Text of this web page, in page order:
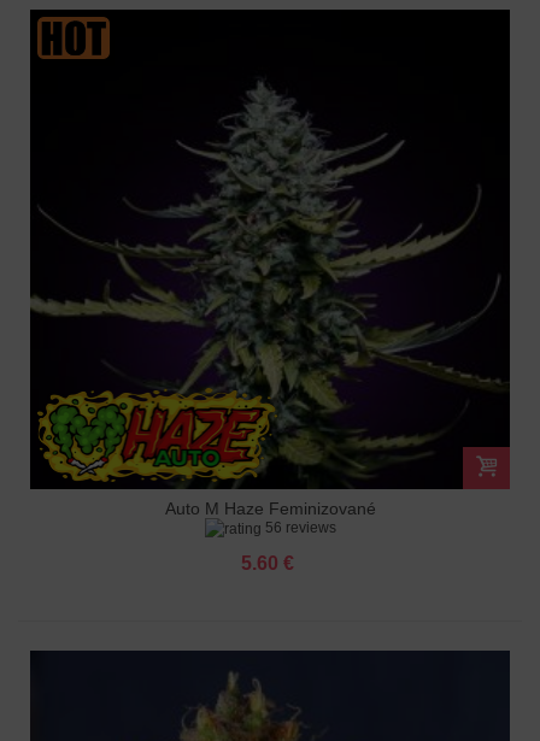
Auto M Haze Feminizované
56 reviews
5.60 €